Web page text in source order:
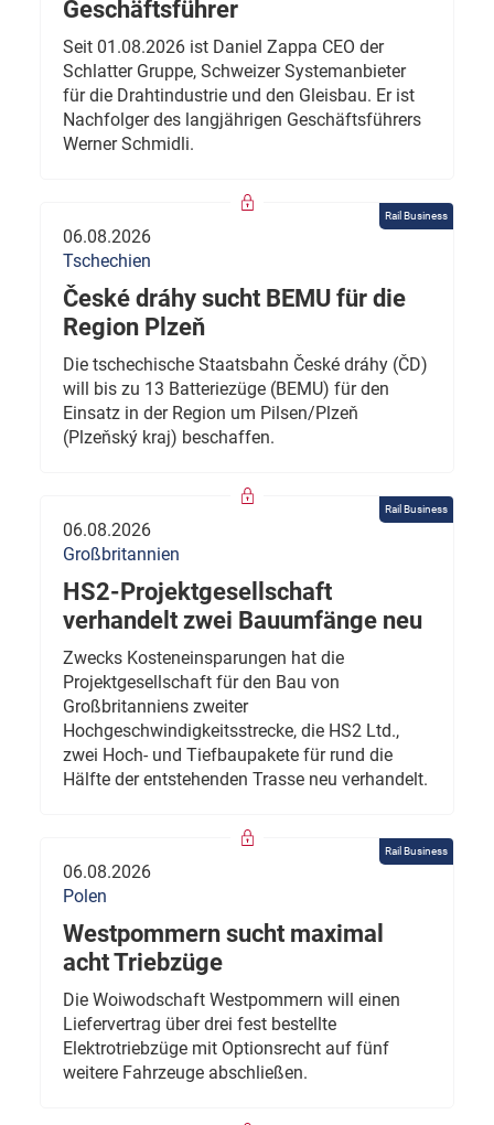
Geschäftsführer
Seit 01.08.2026 ist Daniel Zappa CEO der
Schlatter Gruppe, Schweizer Systemanbieter
für die Drahtindustrie und den Gleisbau. Er ist
Nachfolger des langjährigen Geschäftsführers
Werner Schmidli.
Rail Business
06.08.2026
Tschechien
České dráhy sucht BEMU für die
Region Plzeň
Die tschechische Staatsbahn České dráhy (ČD)
will bis zu 13 Batteriezüge (BEMU) für den
Einsatz in der Region um Pilsen/Plzeň
(Plzeňský kraj) beschaffen.
Rail Business
06.08.2026
Großbritannien
HS2-Projektgesellschaft
verhandelt zwei Bauumfänge neu
Zwecks Kosteneinsparungen hat die
Projektgesellschaft für den Bau von
Großbritanniens zweiter
Hochgeschwindigkeitsstrecke, die HS2 Ltd.,
zwei Hoch- und Tiefbaupakete für rund die
Hälfte der entstehenden Trasse neu verhandelt.
Rail Business
06.08.2026
Polen
Westpommern sucht maximal
acht Triebzüge
Die Woiwodschaft Westpommern will einen
Liefervertrag über drei fest bestellte
Elektrotriebzüge mit Optionsrecht auf fünf
weitere Fahrzeuge abschließen.